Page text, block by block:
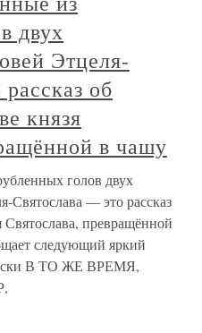
двух
Этцеля-
об
князя
в чашу
голов двух
Святослава — это рассказ
Святослава, превращённой
следующий яркий
В ТО ЖЕ ВРЕМЯ,